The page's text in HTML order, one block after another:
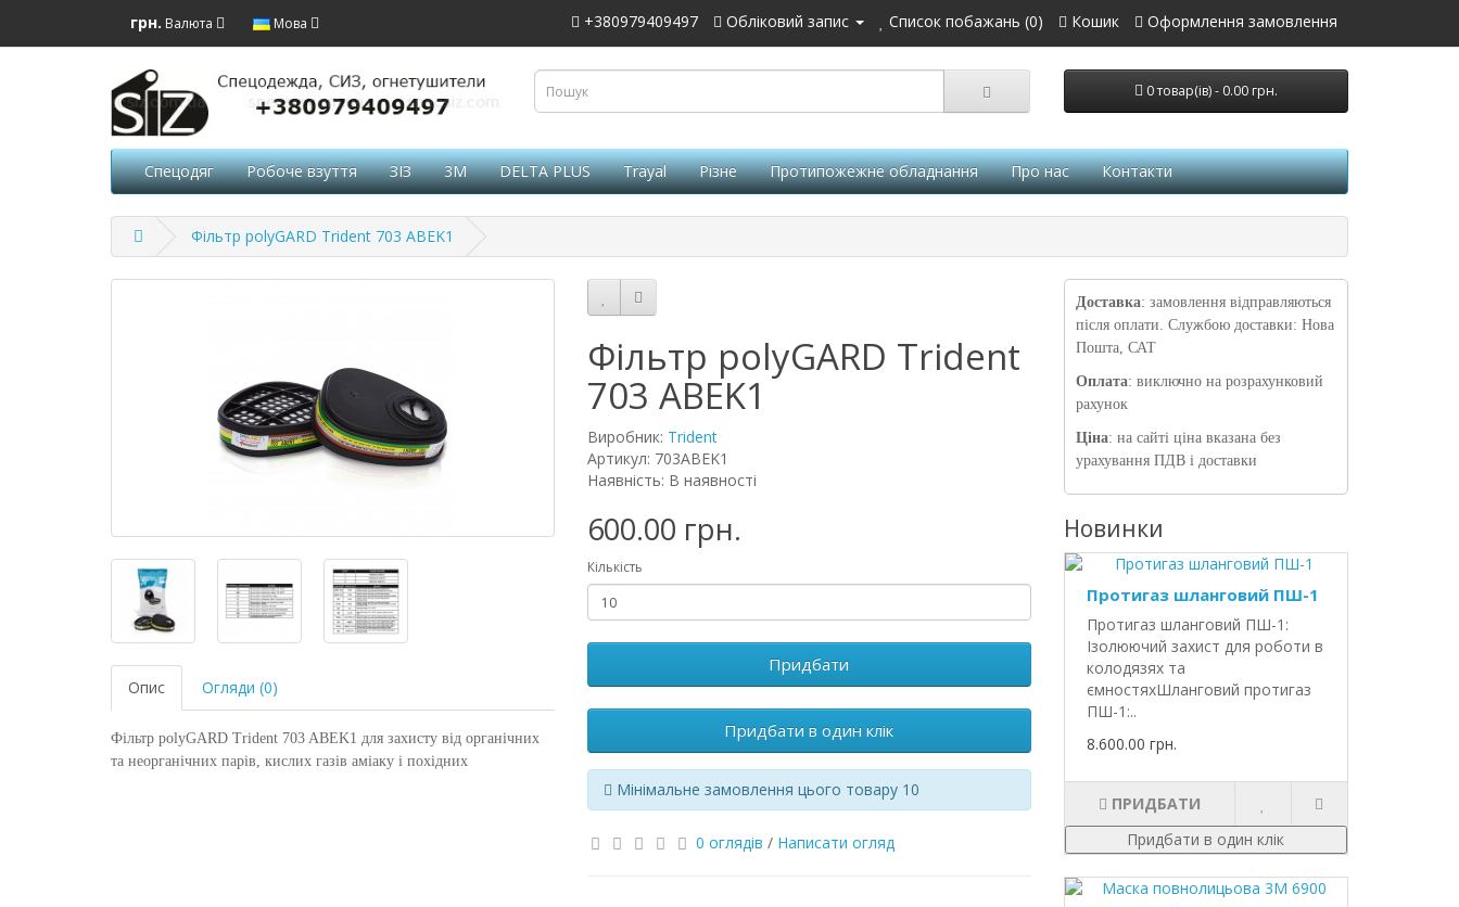
грн. Валюта Мова +380979409497 Обліковий запис Список побажань (0) Кошик Оформлення замовлення
0 товар(ів) - 0.00 грн.
Спецодяг Робоче взуття ЗІЗ 3M DELTA PLUS Trayal Різне Протипожежне обладнання Про нас Контакти
Фільтр polyGARD Trident 703 ABEK1
Опис Огляди (0)
Фільтр polyGARD Trident 703 ABEK1 для захисту від органічних
та неорганічних парів, кислих газів аміаку і похідних
Фільтр polyGARD Trident
703 ABEK1
Виробник: Trident
Артикул: 703ABEK1
Наявність: В наявності
600.00 грн.
Кількість
Придбати
Придбати в один клік
Мінімальне замовлення цього товару 10
0 оглядів / Написати огляд
Доставка: замовлення відправляються
після оплати. Службою доставки: Нова
Пошта, САТ
Оплата: виключно на розрахунковий
рахунок
Ціна: на сайті ціна вказана без
урахування ПДВ і доставки
Новинки
Протигаз шланговий ПШ-1
Протигаз шланговий ПШ-1:
Ізолюючий захист для роботи в
колодязях та
ємностяхШланговий протигаз
ПШ-1:..
8.600.00 грн.
ПРИДБАТИ
Придбати в один клік